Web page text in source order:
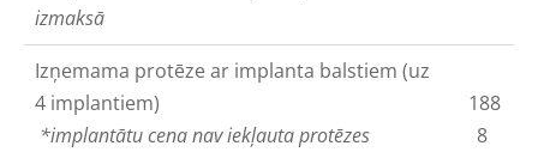
izmaksā
Izņemama protēze ar implanta balstiem (uz
4 implantiem)
*implantātu cena nav iekļauta protēzes
188
8